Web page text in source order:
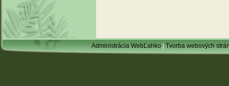
Administrácia WebĽahko|Tvorba webových